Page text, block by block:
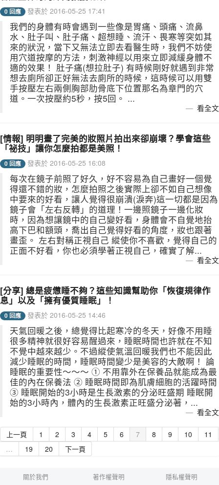
0 回應 發表於 2016-05-25 17:41
我們的身體有時會遇到一些像是胃痛、頭痛、流鼻
水、肚子叫、肚子痛、超想睡、流汗、畏寒等突如其
來的狀況，當下又無法立即去看醫生時，我們不妨使
用穴道按摩的方法，刺激神經以用來立即減緩身體不
適的效果！ 肚子痛(想拉肚子) 有時候剛好就遇到非常
想去廁所卻正好無法去廁所的時候，這時候可以用雙
手按壓左右兩側胸部肋骨底下位置那名為章門的穴
道。一次按壓約5秒，按5回。 ...
看全文
[情報] 明明畫了完美的妝照片拍出來卻崩壞？學會這些
「祕技」讓你怎麼拍都是美照！
0 回應 發表於 2016-05-25 16:08
每次在鏡子前照了好久，好不容易為自己畫好一個覺
得還不錯的妝，怎麼拍照之後實際上卻不如自己想像
中要來的好看，讓人覺得很崩潰(淚奔)這一切都是因為
鏡子會「左右反轉」的道理！一邊照鏡子一邊化妝
時，因為想讓鏡中的自己變好看，身體會不自覺地抬
高下巴和額頭，喬出自己覺得好看的角度，妝也跟著
畫歪。 左右對稱正視自己 縱使你不喜歡，覺得自己的
正面不好看，你也必須學著正視自己，確實了解...
看全文
[分享] 總是疲憊睡不夠？這些知識幫助你「恢復規律作
息」以及「擁有優質睡眠」！
0 回應 發表於 2016-05-25 14:46
天氣回暖之後，總覺得比起寒冷的冬天，好像不用睡
很多精神就很好容易醒過來，睡眠時間也許就在不知
不覺中越來越少。不過縱使氣溫回暖我們也不能因此
減少睡眠的時間，睡眠時間變少是美容的大敵啊！ 論
睡眠的重要性～～～ ① 不用靠外在保養品就能成為最
佳的內在保養法 ② 睡眠時間即為肌膚細胞的活躍時間
③ 睡眠開始的3小時是生長激素的分泌旺盛期 睡眠開
始的3小時內，體內的生長激素正旺盛分泌著，...
看全文
上一頁 1 2 3 4 5 6 7 8 9 10
11
…
19 20 下一頁
關於我們 著作權聲明 隱私權聲明